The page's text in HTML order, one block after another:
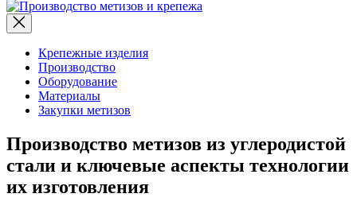
Крепежные изделия
Производство
Оборудование
Материалы
Закупки метизов
Производство метизов из углеродистой
стали и ключевые аспекты технологии
их изготовления